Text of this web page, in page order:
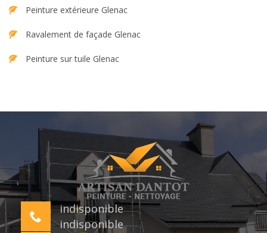
Peinture extérieure Glenac
Ravalement de façade Glenac
Peinture sur tuile Glenac
indisponible
indisponible